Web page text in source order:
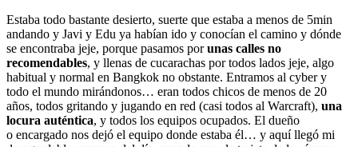
Estaba todo bastante desierto, suerte que estaba a menos de 5min
andando y Javi y Edu ya habían ido y conocían el camino y dónde
se encontraba jeje, porque pasamos porunas calles no
recomendables, y llenas de cucarachas por todos lados jeje, algo
habitual y normal en Bangkok no obstante. Entramos al cyber y
todo el mundo mirándonos… eran todos chicos de menos de 20
años, todos gritando y jugando en red (casi todos al Warcraft), una
locura auténtica, y todos los equipos ocupados. El dueño
o encargado nos dejó el equipo donde estaba él… y aquí llegó mi